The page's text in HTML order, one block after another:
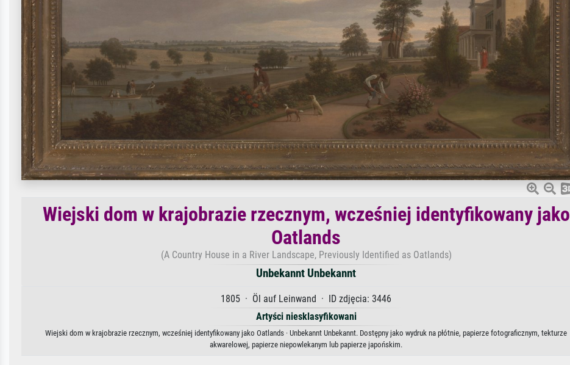
Wiejski dom w krajobrazie rzecznym, wcześniej identyfikowany jako
Oatlands
(A Country House in a River Landscape, Previously Identified as Oatlands)
Unbekannt Unbekannt
1805 · Öl auf Leinwand · ID zdjęcia: 3446
Artyści niesklasyfikowani
Wiejski dom w krajobrazie rzecznym, wcześniej identyfikowany jako Oatlands · Unbekannt Unbekannt. Dostępny jako wydruk na płótnie, papierze fotograficznym, tekturze
akwarelowej, papierze niepowlekanym lub papierze japońskim.